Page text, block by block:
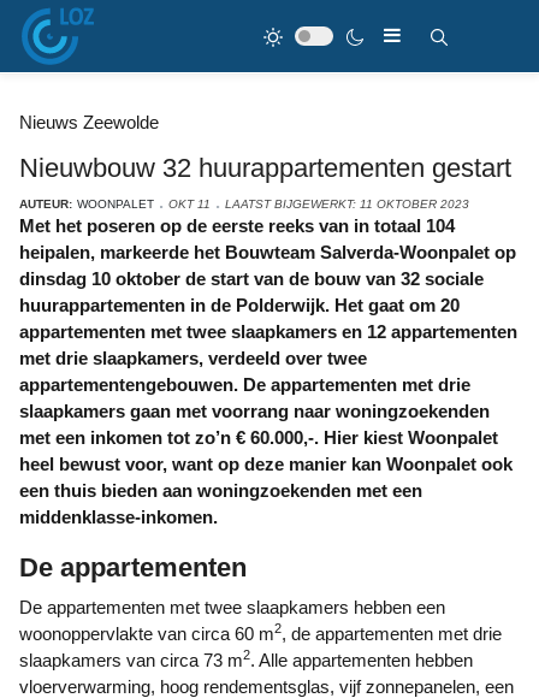
Nieuws Zeewolde
Nieuwbouw 32 huurappartementen gestart
AUTEUR: WOONPALET OKT 11 LAATST BIJGEWERKT: 11 OKTOBER 2023
Met het poseren op de eerste reeks van in totaal 104
heipalen, markeerde het Bouwteam Salverda-Woonpalet op
dinsdag 10 oktober de start van de bouw van 32 sociale
huurappartementen in de Polderwijk. Het gaat om 20
appartementen met twee slaapkamers en 12 appartementen
met drie slaapkamers, verdeeld over twee
appartementengebouwen. De appartementen met drie
slaapkamers gaan met voorrang naar woningzoekenden
met een inkomen tot zo’n € 60.000,-. Hier kiest Woonpalet
heel bewust voor, want op deze manier kan Woonpalet ook
een thuis bieden aan woningzoekenden met een
middenklasse-inkomen.
De appartementen
De appartementen met twee slaapkamers hebben een
woonoppervlakte van circa 60 m2, de appartementen met drie
slaapkamers van circa 73 m2. Alle appartementen hebben
vloerverwarming, hoog rendementsglas, vijf zonnepanelen, een